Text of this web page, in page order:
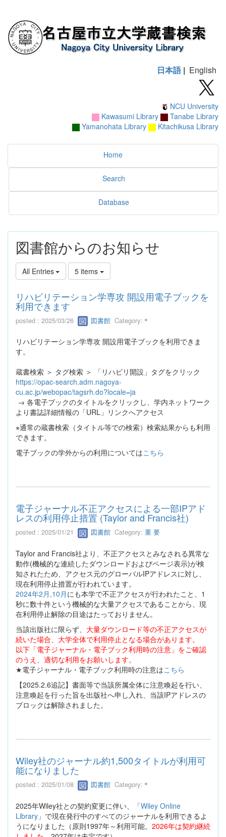
日本語| English
NCU University
Kawasumi Library
Tanabe Library
Yamanohata Library
Kitachikusa Library
Home
Search
Database
図書館からのお知らせ
All Entries 5 items
リハビリテーション学専攻 開設用電子ブックを
利用できます
posted : 2025/03/26 図書館 Category: ＊
リハビリテーション学専攻 開設用電子ブックを利用できま
す。
蔵書検索 ＞ タグ検索 ＞ 「リハビリ開設」タグをクリック
https://opac-search.adm.nagoya-
cu.ac.jp/webopac/tagsrh.do?locale=ja
→ 各電子ブックのタイトルをクリックし、学内ネットワーク
より書誌詳細情報の「URL」リンクへアクセス
※通常の蔵書検索（タイトル等での検索）検索結果からも利用
できます。
電子ブックの学外からの利用についてはこちら
電子ジャーナル不正アクセスによる一部IPアド
レスの利用停止措置 (Taylor and Francis社)
posted : 2025/01/21 図書館 Category: 重 要
Taylor and Francis社より、不正アクセスとみなされる異常な
動作(機械的な連続したダウンロードおよびページ表示)が検
知されたため、アクセス元のグローバルIPアドレスに対し、
現在利用停止措置が行われています。
2024年2月,10月 にも本学で不正アクセスが行われたこと、1
秒に数十件という機械的な大量アクセスであることから、現
在利用停止解除の目途はたっておりません。
当該出版社に限らず、 大量ダウンロード等の不正アクセスが
続いた場合、大学全体で利用停止となる場合があります。
以下「電子ジャーナル・電子ブック利用時の注意」をご確認
のうえ、適切な利用をお願いします。
★電子ジャーナル・電子ブック利用時の注意はこちら
【2025.2.6追記】書面等で当該所属全体に注意喚起を行い、
注意喚起を行った旨を出版社へ申し入れ、当該IPアドレスの
ブロックは解除されました。
Wiley社のジャーナル約1,500タイトルが利用可
能になりました
posted : 2025/01/08 図書館 Category: ＊
2025年Wiley社との契約変更に伴い、「Wiley Online
Library 」で現在発行中のすべてのジャーナルを利用できるよ
うになりました（原則1997年～利用可能。 2026年は契約継続